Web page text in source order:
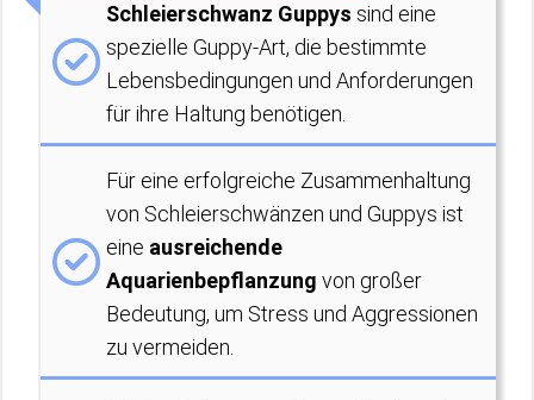
Schleierschwanz Guppys sind eine
spezielle Guppy-Art, die bestimmte
Lebensbedingungen und Anforderungen
für ihre Haltung benötigen.
Für eine erfolgreiche Zusammenhaltung
von Schleierschwänzen und Guppys ist
eine ausreichende
Aquarienbepflanzung von großer
Bedeutung, um Stress und Aggressionen
zu vermeiden.